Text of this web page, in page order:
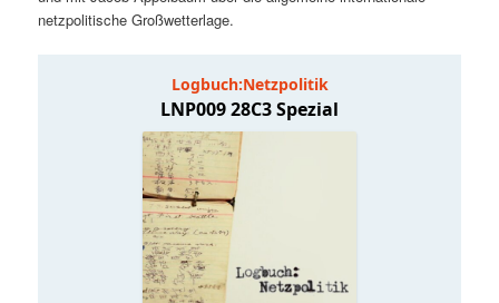
netzpolitische Großwetterlage.